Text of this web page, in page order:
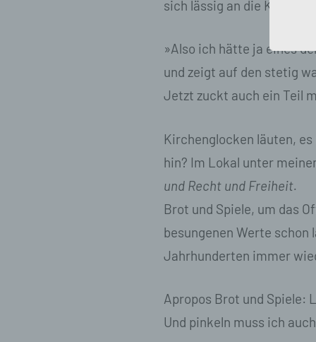
sich lässig an die
»Also ich hätte ja eines
und zeigt auf den stetig
Jetzt zuckt auch ein Teil
Kirchenglocken läuten,
hin? Im Lokal unter
und Recht und Freiheit.
Brot und Spiele, um das
besungenen Werte
Jahrhunderten immer
Apropos Brot und Spiele:
Und pinkeln muss ich